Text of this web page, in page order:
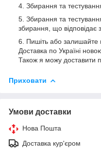
Збирання та
Збирання та
збирання, що відповідає
Пишіть або залишайте
Доставка по Україні
Також я можу доставити
Приховати
Умови доставки
Нова Пошта
Доставка кур'єром